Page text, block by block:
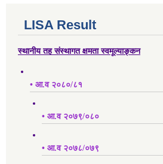
LISA Result
स्थानीय तह संस्थागत क्षमता स्वमूल्याङ्कन
• आ.व २०८०/८१
• आ.व २०७९/०८०
• आ.व २०७८/०७९